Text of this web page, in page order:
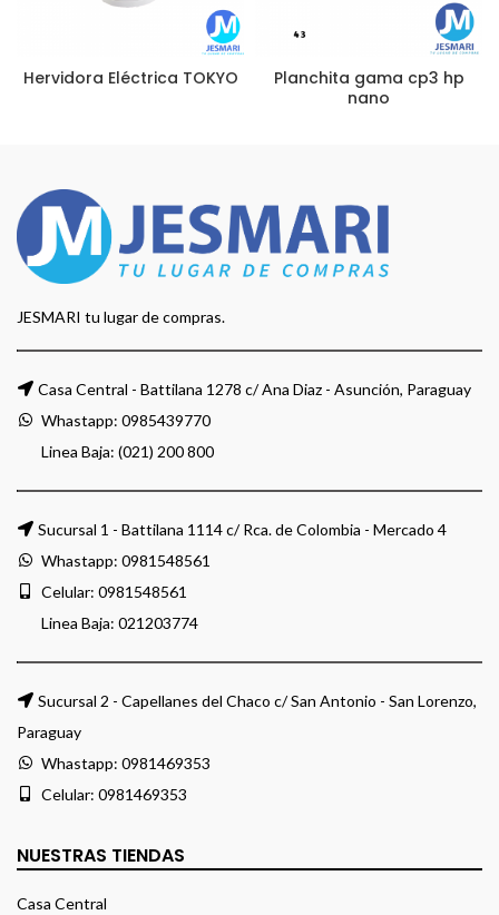
Hervidora Eléctrica TOKYO
Planchita gama cp3 hp
nano
JESMARI tu lugar de compras.
Casa Central - Battilana 1278 c/ Ana Diaz - Asunción, Paraguay
Whastapp: 0985439770
Linea Baja: (021) 200 800
Sucursal 1 - Battilana 1114 c/ Rca. de Colombia - Mercado 4
Whastapp: 0981548561
Celular: 0981548561
Linea Baja: 021203774
Sucursal 2 - Capellanes del Chaco c/ San Antonio - San Lorenzo,
Paraguay
Whastapp: 0981469353
Celular: 0981469353
NUESTRAS TIENDAS
Casa Central